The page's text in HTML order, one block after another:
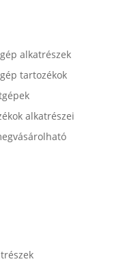
alkatrészek
tartozékok
alkatrészei